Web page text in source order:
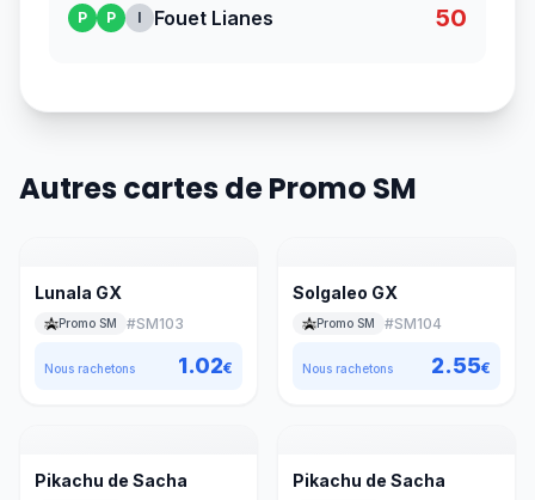
P P I Fouet Lianes 50
Autres cartes de Promo SM
Lunala GX
Promo SM #SM103
Nous rachetons 1.02€
Solgaleo GX
Promo SM #SM104
Nous rachetons 2.55€
Pikachu de Sacha Pikachu de Sacha